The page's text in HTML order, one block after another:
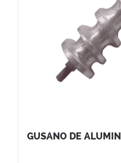
GUSANO DE